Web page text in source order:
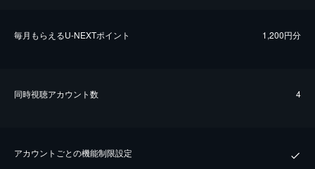
毎⽉もらえるU-NEXTポイント 1,200円分
同時視聴アカウント数 4
アカウントごとの機能制限設定